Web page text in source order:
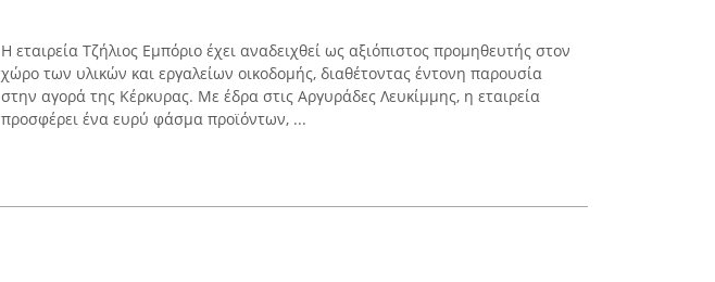
Η εταιρεία Τζήλιος Εμπόριο έχει αναδειχθεί ως αξιόπιστος προμηθευτής στον
χώρο των υλικών και εργαλείων οικοδομής, διαθέτοντας έντονη παρουσία
στην αγορά της Κέρκυρας. Με έδρα στις Αργυράδες Λευκίμμης, η εταιρεία
προσφέρει ένα ευρύ φάσμα προϊόντων, ...